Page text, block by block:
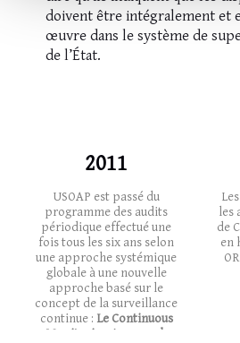
doivent être intégralement et
œuvre dans le système de
de l’État.
2011
USOAP est passé du
programme des audits
périodique effectué une
fois tous les six ans selon
une approche systémique
globale à une nouvelle
approche basé sur le
concept de la surveillance
continue : Le Continuous
Monitoring Approach
les
de
en